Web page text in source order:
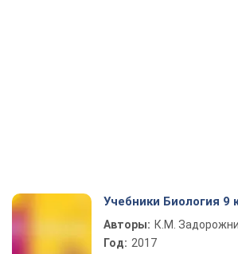
Учебники Биология 9
Авторы: К.М.
Год: 2017